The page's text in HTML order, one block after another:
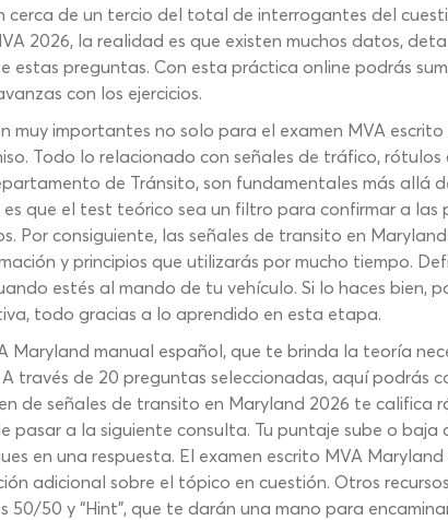
de un tercio del total de interrogantes del
2026, la realidad es que existen muchos datos,
preguntas. Con esta práctica online podrás
con los ejercicios.
muy importantes no solo para el examen MVA
Todo lo relacionado con señales de tráfico,
de Tránsito, son fundamentales más allá
que el test teórico sea un filtro para confirmar a las
Por consiguiente, las señales de transito en
y principios que utilizarás por mucho tiempo.
estés al mando de tu vehículo. Si lo haces bien,
todo gracias a lo aprendido en esta etapa.
manual español, que te brinda la teoría
través de 20 preguntas seleccionadas, aquí podrás
de señales de transito en Maryland 2026 te califica
pasar a la siguiente consulta. Tu puntaje sube o
en una respuesta. El examen escrito MVA
adicional sobre el tópico en cuestión. Otros
50 y “Hint”, que te darán una mano para